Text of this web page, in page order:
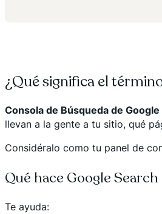
¿Qué significa el
Consola de Búsqueda de Google
llevan a la gente a tu sitio, qué
Considéralo como tu panel de
Qué hace Google
Te ayuda: